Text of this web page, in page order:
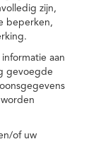
zijn,
beperken,
aan
gevoegde
of uw